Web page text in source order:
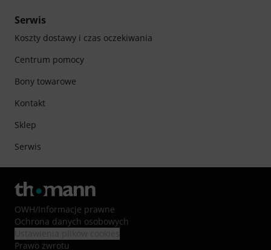
Serwis
Koszty dostawy i czas oczekiwania
Centrum pomocy
Bony towarowe
Kontakt
Sklep
Serwis
OWH/Informacje prawne
Ochrona danych osobowych
Prawo zwrotu